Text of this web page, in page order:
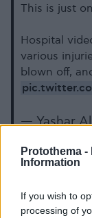
Protothema -
Information
If you wish to
processing of
This is just
Hospital
various
blown off,
— Yashar